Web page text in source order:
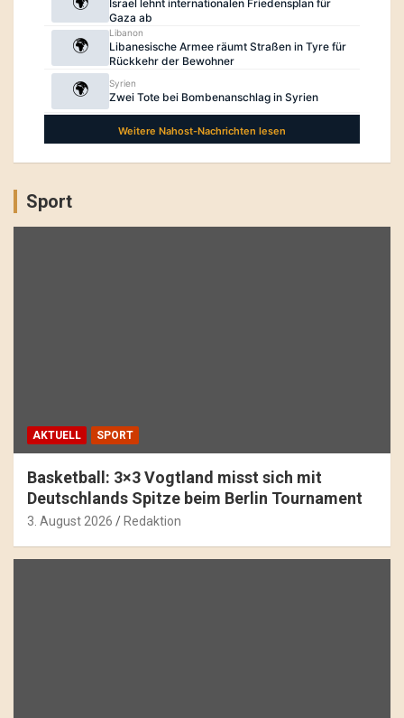
Sport
AKTUELL SPORT
Basketball: 3×3 Vogtland misst sich mit
Deutschlands Spitze beim Berlin Tournament
3. August 2026 Redaktion